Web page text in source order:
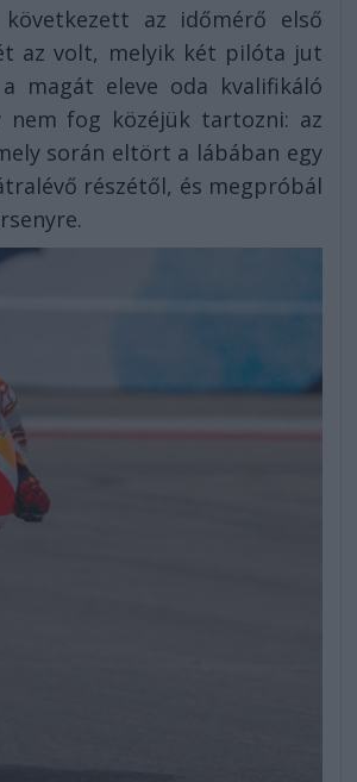
az időmérő első
az volt, melyik két pilóta jut
magát eleve oda kvalifikáló
nem fog közéjük tartozni: az
során eltört a lábában egy
részétől, és megpróbál